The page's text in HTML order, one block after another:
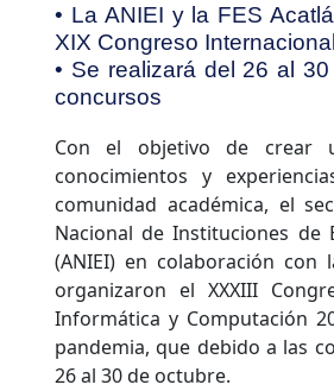
• La ANIEI y la FES
XIX Congreso
• Se realizará del 26 al
concursos
Con el objetivo de crear
conocimientos y
comunidad académica, el
Nacional de Instituciones de
(ANIEI) en colaboración con
organizaron el XXXIII
Informática y Computación
pandemia, que debido a las
26 al 30 de octubre.